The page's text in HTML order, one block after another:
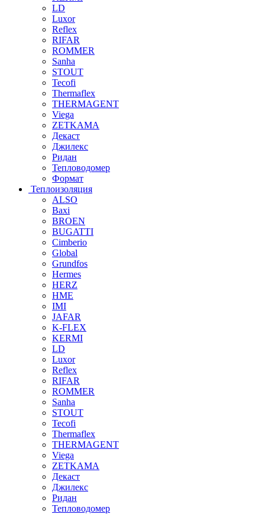
LD
Luxor
Reflex
RIFAR
ROMMER
Sanha
STOUT
Tecofi
Thermaflex
THERMAGENT
Viega
ZETKAMA
Декаст
Джилекс
Ридан
Тепловодомер
Формат
Теплоизоляция
ALSO
Baxi
BROEN
BUGATTI
Cimberio
Global
Grundfos
Hermes
HERZ
HME
IMI
JAFAR
K-FLEX
KERMI
LD
Luxor
Reflex
RIFAR
ROMMER
Sanha
STOUT
Tecofi
Thermaflex
THERMAGENT
Viega
ZETKAMA
Декаст
Джилекс
Ридан
Тепловодомер